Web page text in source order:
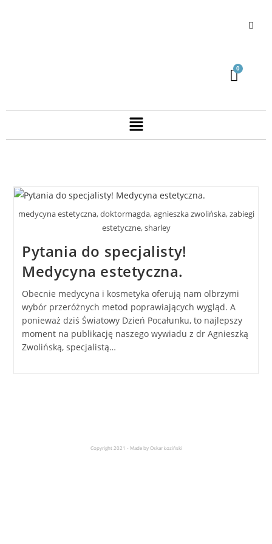
medycyna estetyczna, doktormagda, agnieszka zwolińska, zabiegi
estetyczne, sharley
Pytania do specjalisty!
Medycyna estetyczna.
Obecnie medycyna i kosmetyka oferują nam olbrzymi
wybór przeróżnych metod poprawiających wygląd. A
ponieważ dziś Światowy Dzień Pocałunku, to najlepszy
moment na publikację naszego wywiadu z dr Agnieszką
Zwolińską, specjalistą…
Copyright 2021 - Made by Oskar Łoziński